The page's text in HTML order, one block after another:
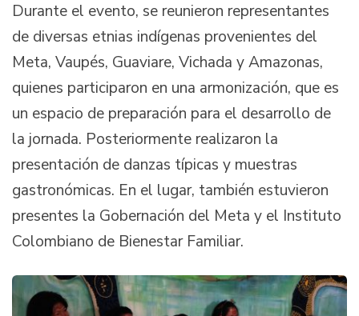
Durante el evento, se reunieron representantes
de diversas etnias indígenas provenientes del
Meta, Vaupés, Guaviare, Vichada y Amazonas,
quienes participaron en una armonización, que es
un espacio de preparación para el desarrollo de
la jornada. Posteriormente realizaron la
presentación de danzas típicas y muestras
gastronómicas. En el lugar, también estuvieron
presentes la Gobernación del Meta y el Instituto
Colombiano de Bienestar Familiar.